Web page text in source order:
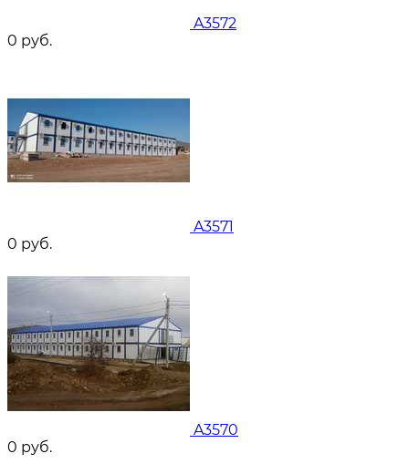
A3572
0 руб.
A3571
0 руб.
A3570
0 руб.